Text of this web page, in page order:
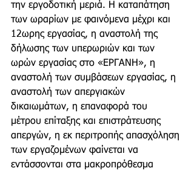
την εργοδοτική μεριά. Η καταπάτηση
των ωραρίων με φαινόμενα μέχρι και
12ωρης εργασίας, η αναστολή της
δήλωσης των υπερωριών και των
ωρών εργασίας στο «ΕΡΓΑΝΗ», η
αναστολή των συμβάσεων εργασίας, η
αναστολή των απεργιακών
δικαιωμάτων, η επαναφορά του
μέτρου επίταξης και επιστράτευσης
απεργών, η εκ περιτροπής απασχόληση
των εργαζομένων φαίνεται να
εντάσσονται στα μακροπρόθεσμα